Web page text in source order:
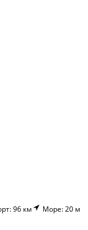
96 км Море: 20 м